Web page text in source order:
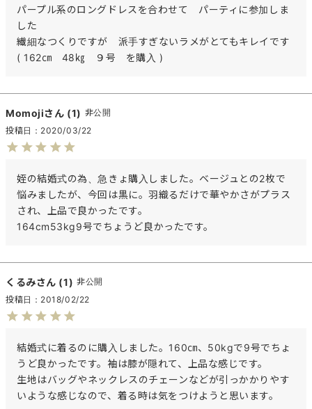
パープル系のロングドレスを合わせて　パーティに参加しま
した
繊細なつくりですが　派手すぎないラメがとてもキレイです
( 162㎝　48㎏　９号　を購入 )
Momoji 1
非公開
投稿日
2020/03/22
姪の結婚式の為、急きょ購入しました。ベージュとの2枚で
悩みましたが、今回は黒に。羽織るだけで華やかさがプラス
され、上品で良かったです。
164cm53kg9号でちょうど良かったです。
くるみ 1
非公開
投稿日
2018/02/22
結婚式に着るのに購入しました。160㎝、50kgで9号でちょ
うど良かったです。袖は膝が隠れて、上品な感じです。
生地はバッグやネックレスのチェーンなどが引っかかりやす
いような感じなので、着る時は気をつけようと思います。